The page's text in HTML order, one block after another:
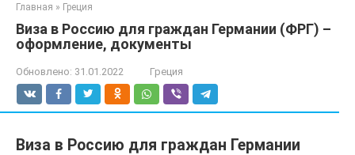
Главная » Греция
Виза в Россию для граждан Германии (ФРГ) –
оформление, документы
Обновлено: 31.01.2022 Греция
Виза в Россию для граждан Германии